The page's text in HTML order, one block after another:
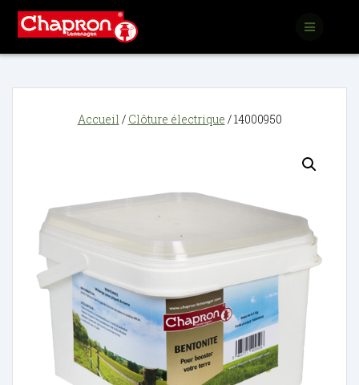
Accueil / Clôture électrique / 14000950